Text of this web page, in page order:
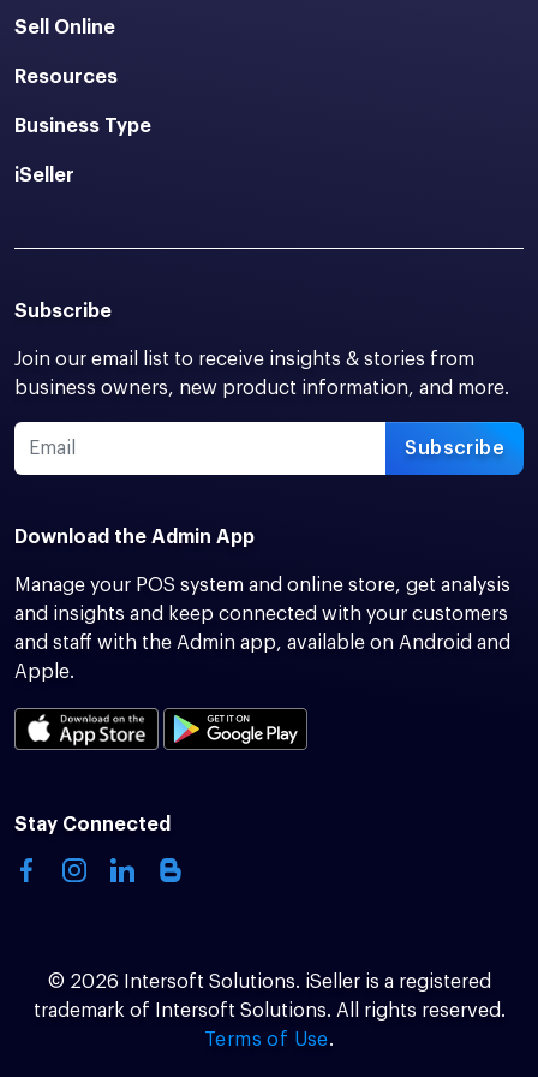
Sell Online
Resources
Business Type
iSeller
Subscribe
Join our email list to receive insights & stories from
business owners, new product information, and more.
Subscribe
Download the Admin App
Manage your POS system and online store, get analysis
and insights and keep connected with your customers
and staff with the Admin app, available on Android and
Apple.
Stay Connected
© 2026 Intersoft Solutions. iSeller is a registered
trademark of Intersoft Solutions. All rights reserved.
Terms of Use.